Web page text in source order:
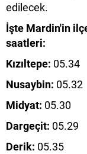
edilecek.
İşte Mardin'in
saatleri:
Kızıltepe: 05.34
Nusaybin: 05.32
Midyat: 05.30
Dargeçit: 05.29
Derik: 05.35